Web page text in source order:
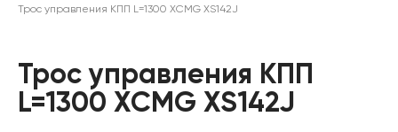
Трос управления КПП L=1300 XCMG XS142J
Трос управления КПП
L=1300 XCMG XS142J